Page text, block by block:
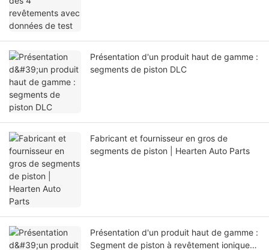
Présentation d'un produit haut de gamme :
segments de piston DLC
Fabricant et fournisseur en gros de
segments de piston | Hearten Auto Parts
Présentation d'un produit haut de gamme :
Segment de piston à revêtement ionique